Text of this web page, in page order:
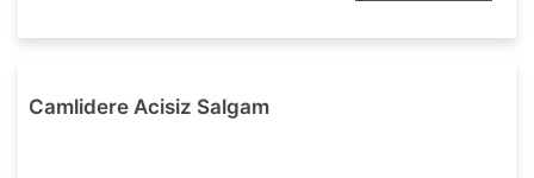
Camlidere Acisiz Salgam